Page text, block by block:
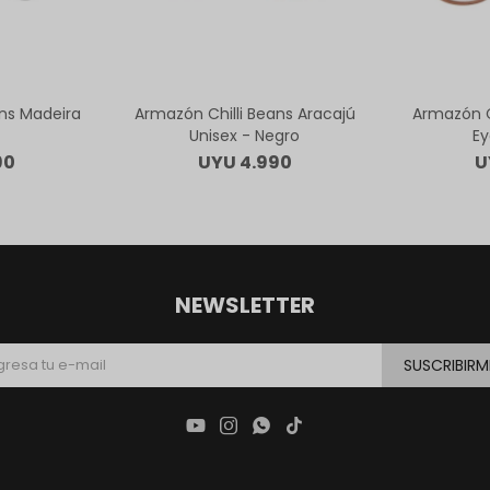
Madeira
Armazón Chilli Beans Aracajú
Unisex - Negro
UYU 4.990
Armazón
NEWSLETTER
   